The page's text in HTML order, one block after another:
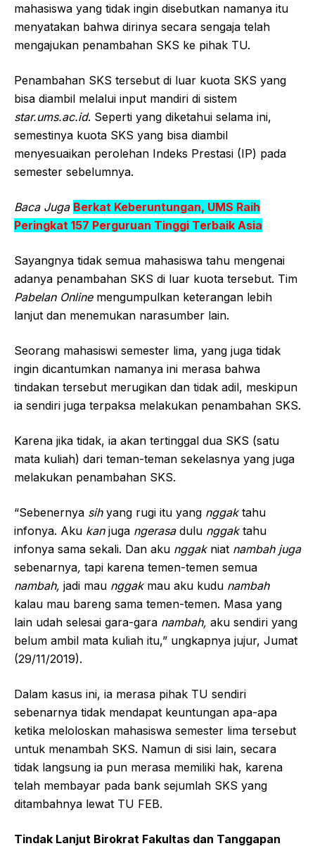
mahasiswa yang tidak ingin disebutkan namanya itu
menyatakan bahwa dirinya secara sengaja telah
mengajukan penambahan SKS ke pihak TU.
Penambahan SKS tersebut di luar kuota SKS yang
bisa diambil melalui input mandiri di sistem
star.ums.ac.id. Seperti yang diketahui selama ini,
semestinya kuota SKS yang bisa diambil
menyesuaikan perolehan Indeks Prestasi (IP) pada
semester sebelumnya.
Baca Juga Berkat Keberuntungan, UMS Raih
Peringkat 157 Perguruan Tinggi Terbaik Asia
Sayangnya tidak semua mahasiswa tahu mengenai
adanya penambahan SKS di luar kuota tersebut. Tim
Pabelan Onlinemengumpulkan keterangan lebih
lanjut dan menemukan narasumber lain.
Seorang mahasiswi semester lima, yang juga tidak
ingin dicantumkan namanya ini merasa bahwa
tindakan tersebut merugikan dan tidak adil, meskipun
ia sendiri juga terpaksa melakukan penambahan SKS.
Karena jika tidak, ia akan tertinggal dua SKS (satu
mata kuliah) dari teman-teman sekelasnya yang juga
melakukan penambahan SKS.
“Sebenernya sihyang rugi itu yang nggaktahu
infonya. Aku kanjuga ngerasadulu nggaktahu
infonya sama sekali. Dan aku nggak niat nambah juga
sebenarnya, tapi karena temen-temen semua
nambah, jadi mau nggakmau aku kudu nambah
kalau mau bareng sama temen-temen. Masa yang
lain udah selesai gara-gara nambah, aku sendiri yang
belum ambil mata kuliah itu,” ungkapnya jujur, Jumat
(29/11/2019).
Dalam kasus ini, ia merasa pihak TU sendiri
sebenarnya tidak mendapat keuntungan apa-apa
ketika meloloskan mahasiswa semester lima tersebut
untuk menambah SKS. Namun di sisi lain, secara
tidak langsung ia pun merasa memiliki hak, karena
telah membayar pada bank sejumlah SKS yang
ditambahnya lewat TU FEB.
Tindak Lanjut Birokrat Fakultas dan Tanggapan